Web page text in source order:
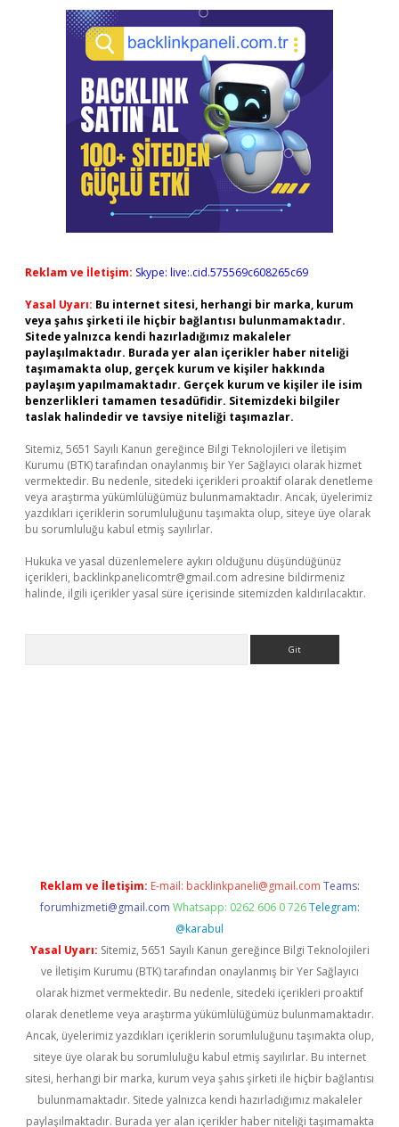
Reklam ve İletişim: Skype: live:.cid.575569c608265c69
Yasal Uyarı: Bu internet sitesi, herhangi bir marka, kurum
veya şahıs şirketi ile hiçbir bağlantısı bulunmamaktadır.
Sitede yalnızca kendi hazırladığımız makaleler
paylaşılmaktadır. Burada yer alan içerikler haber niteliği
taşımamakta olup, gerçek kurum ve kişiler hakkında
paylaşım yapılmamaktadır. Gerçek kurum ve kişiler ile isim
benzerlikleri tamamen tesadüfidir. Sitemizdeki bilgiler
taslak halindedir ve tavsiye niteliği taşımazlar.
Sitemiz, 5651 Sayılı Kanun gereğince Bilgi Teknolojileri ve İletişim
Kurumu (BTK) tarafından onaylanmış bir Yer Sağlayıcı olarak hizmet
vermektedir. Bu nedenle, sitedeki içerikleri proaktif olarak denetleme
veya araştırma yükümlülüğümüz bulunmamaktadır. Ancak, üyelerimiz
yazdıkları içeriklerin sorumluluğunu taşımakta olup, siteye üye olarak
bu sorumluluğu kabul etmiş sayılırlar.
Hukuka ve yasal düzenlemelere aykırı olduğunu düşündüğünüz
içerikleri, backlinkpanelicomtr@gmail.com adresine bildirmeniz
halinde, ilgili içerikler yasal süre içerisinde sitemizden kaldırılacaktır.
Reklam ve İletişim: E-mail: backlinkpaneli@gmail.com Teams:
forumhizmeti@gmail.com Whatsapp: 0262 606 0 726 Telegram:
@karabul
Yasal Uyarı: Sitemiz, 5651 Sayılı Kanun gereğince Bilgi Teknolojileri
ve İletişim Kurumu (BTK) tarafından onaylanmış bir Yer Sağlayıcı
olarak hizmet vermektedir. Bu nedenle, sitedeki içerikleri proaktif
olarak denetleme veya araştırma yükümlülüğümüz bulunmamaktadır.
Ancak, üyelerimiz yazdıkları içeriklerin sorumluluğunu taşımakta olup,
siteye üye olarak bu sorumluluğu kabul etmiş sayılırlar. Bu internet
sitesi, herhangi bir marka, kurum veya şahıs şirketi ile hiçbir bağlantısı
bulunmamaktadır. Sitede yalnızca kendi hazırladığımız makaleler
paylaşılmaktadır. Burada yer alan içerikler haber niteliği taşımamakta